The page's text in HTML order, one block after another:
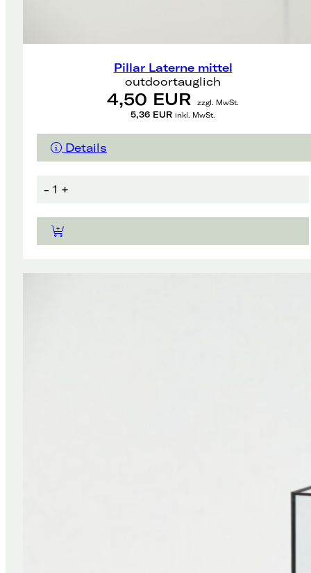
Pillar Laterne mittel
outdoortauglich
4,50 EUR zzgl. MwSt.
5,36 EUR inkl. MwSt.
Details
- 1 +